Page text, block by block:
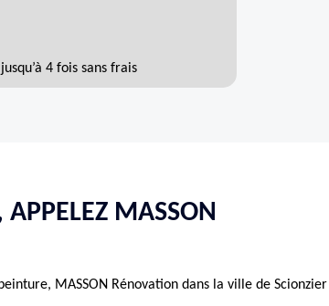
4 fois sans frais
MASSON
MASSON Rénovation dans la ville de Scionzier